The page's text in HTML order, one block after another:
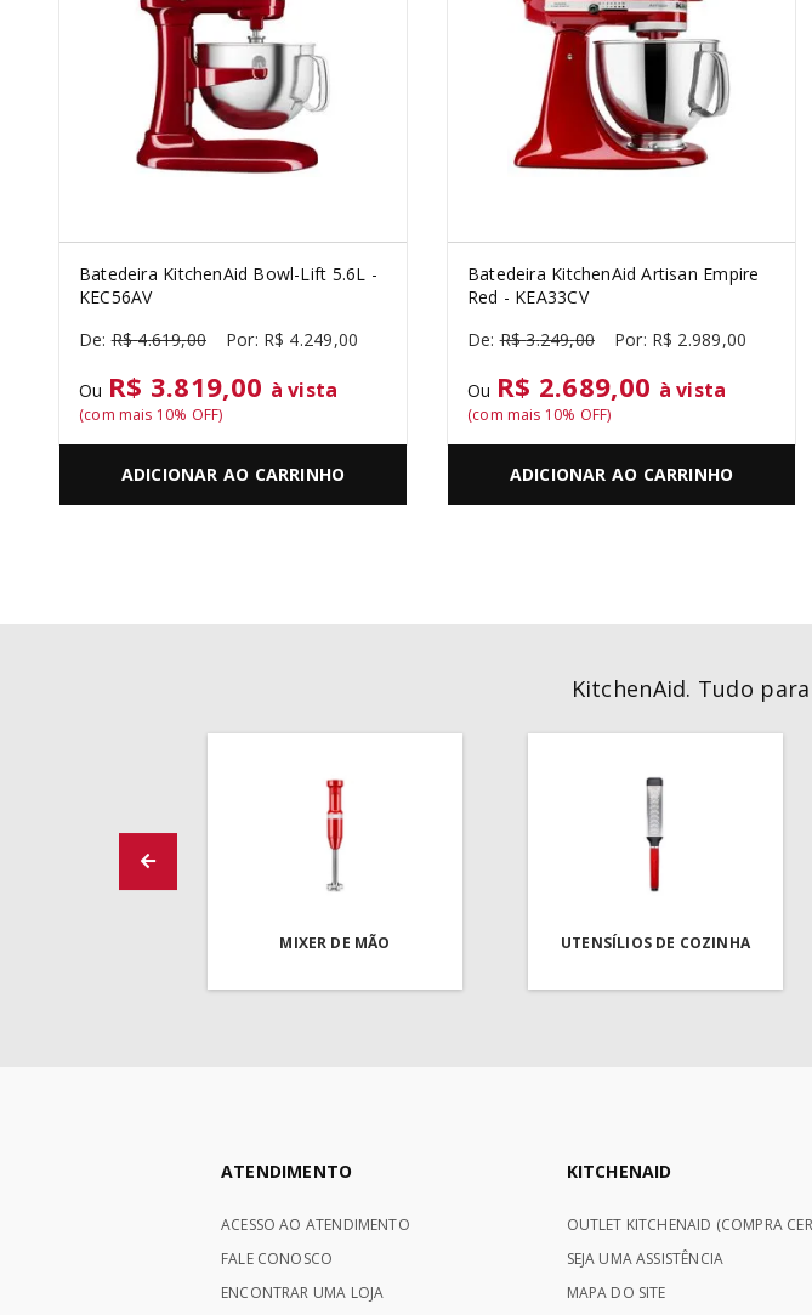
Batedeira KitchenAid Bowl-Lift 5.6L -
KEC56AV
R$ 4.619,00 R$ 4.249,00
Ou R$ 3.819,00 à vista
(com mais 10% OFF)
ADICIONAR AO CARRINHO
Batedeira KitchenAid Artisan Empire
Red - KEA33CV
R$ 3.249,00 R$ 2.989,00
Ou R$ 2.689,00 à vista
(com mais 10% OFF)
ADICIONAR AO CARRINHO
KitchenAid. Tudo
MIXER DE MÃO UTENSÍLIOS DE COZINHA
ATENDIMENTO
ACESSO AO ATENDIMENTO
FALE CONOSCO
ENCONTRAR UMA LOJA
KITCHENAID
OUTLET KITCHENAID (COMPRA
SEJA UMA ASSISTÊNCIA
MAPA DO SITE